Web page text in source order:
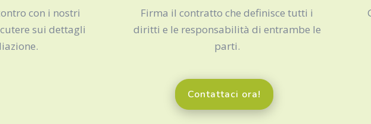
con i nostri
sui dettagli
Firma il contratto che definisce tutti i
diritti e le responsabilità di entrambe le
parti.
Contattaci ora!